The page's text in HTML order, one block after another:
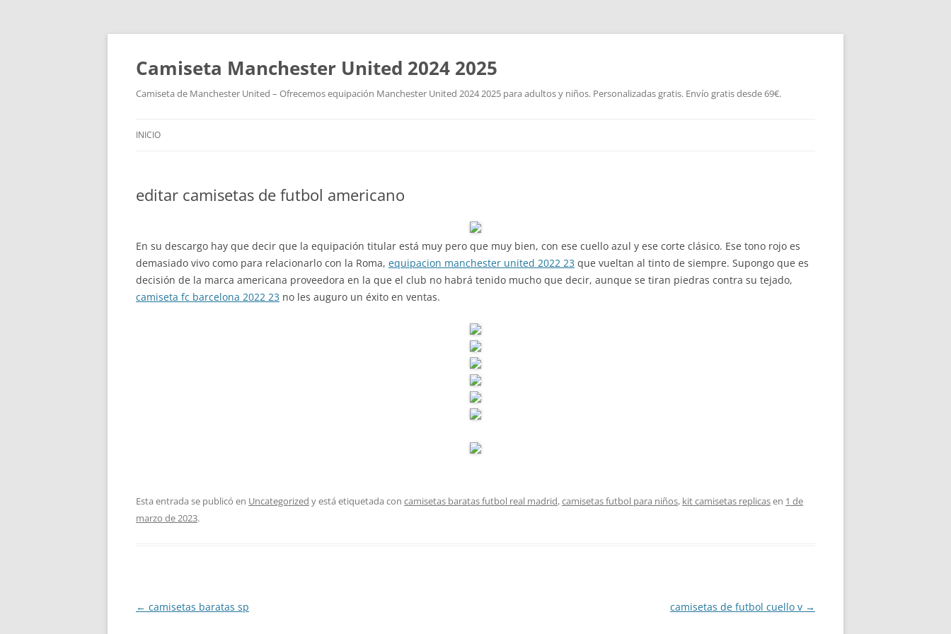
Camiseta Manchester United 2024 2025
Camiseta de Manchester United – Ofrecemos equipación Manchester United 2024 2025 para adultos y niños. Personalizadas gratis. Envío gratis desde 69€.
INICIO
editar camisetas de futbol americano
En su descargo hay que decir que la equipación titular está muy pero que muy bien, con ese cuello azul y ese corte clásico. Ese tono rojo es
demasiado vivo como para relacionarlo con la Roma, equipacion manchester united 2022 23 que vueltan al tinto de siempre. Supongo que es
decisión de la marca americana proveedora en la que el club no habrá tenido mucho que decir, aunque se tiran piedras contra su tejado,
camiseta fc barcelona 2022 23 no les auguro un éxito en ventas.
Esta entrada se publicó en Uncategorized y está etiquetada con camisetas baratas futbol real madrid,camisetas futbol para niños, kit camisetas replicasen 1 de
marzo de 2023.
Navegación
← camisetas baratas sp camisetas de futbol cuello v →